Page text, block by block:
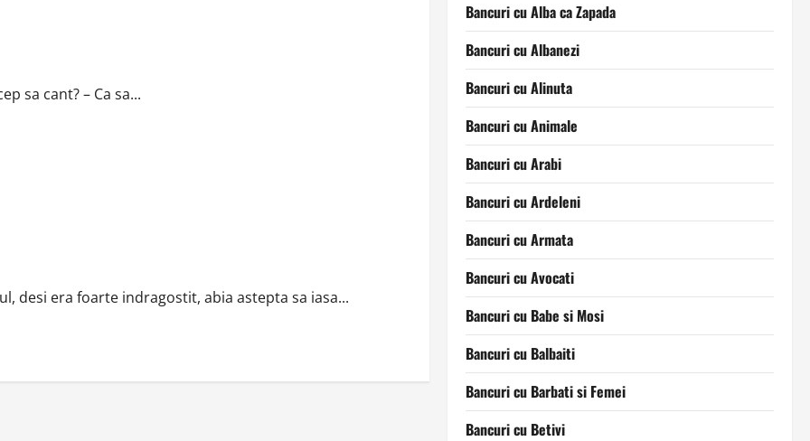
sa cant? – Ca sa...
desi era foarte indragostit, abia astepta sa iasa...
Bancuri cu Alba ca Zapada
Bancuri cu Albanezi
Bancuri cu Alinuta
Bancuri cu Animale
Bancuri cu Arabi
Bancuri cu Ardeleni
Bancuri cu Armata
Bancuri cu Avocati
Bancuri cu Babe si Mosi
Bancuri cu Balbaiti
Bancuri cu Barbati si Femei
Bancuri cu Betivi